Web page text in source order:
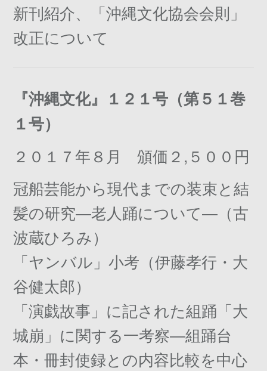
新刊紹介、「沖縄文化協会会則」
改正について
『沖縄文化』１２１号（第５１巻
１号）
２０１７年８月 頒価２,５００円
冠船芸能から現代までの装束と結
髪の研究―老人踊について―（古
波蔵ひろみ）
「ヤンバル」小考（伊藤孝行・大
谷健太郎）
「演戯故事」に記された組踊「大
城崩」に関する一考察―組踊台
本・冊封使録との内容比較を中心